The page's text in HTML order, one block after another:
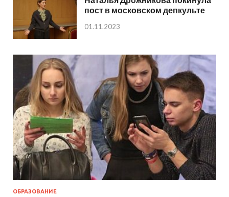
пост в московском депкульте
01.11.2023
ОБРАЗОВАНИЕ